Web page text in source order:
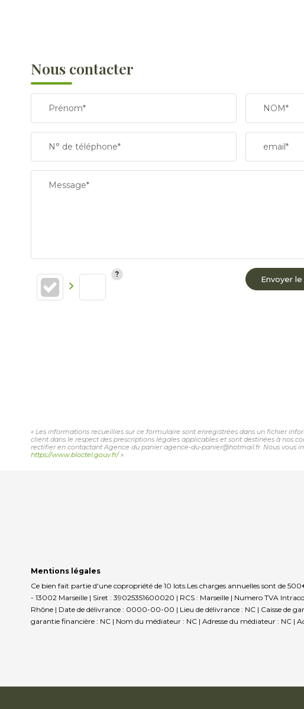
Nous contacter
Prénom* NOM*
N° de téléphone* email*
Message*
Envoyer
« Les informations recueillies sur ce formulaire sont enregistrées dans un fichier
client dans le respect des prescriptions légales applicables et sont destinées à nos
rectifier en contactant Agence du panier agence-du-panier@hotmail.fr. Nous vous
https://www.bloctel.gouv.fr/»
Mentions légales
Ce bien fait partie d'une copropriété de 10 lots.Les charges annuelles sont de
- 13002 Marseille | Siret : 39025351600020 | RCS : Marseille | Numero TVA
Rhône | Date de délivrance : 0000-00-00 | Lieu de délivrance : NC | Caisse de
garantie financière : NC | Nom du médiateur : NC | Adresse du médiateur : NC |